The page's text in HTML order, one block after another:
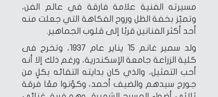
مسيرته الفنية علامة فارقة في عالم الفن،
وتميّز بخفة الظل وروح الفكاهة التي جعلت منه
أحد أكثر الفنانين قربًا إلى قلوب الجماهير.
ولد سمير غانم 15 يناير عام 1937، وتخرج فى
كلية الزراعة جامعة الإسكندرية، ورغم ذلك إلا أنه
أحب التمثيل، والذي كان بدايته التقائه بكلٍ من
جورج سيدهم والضيف أحمد، وكوّنوا معًا فرقة